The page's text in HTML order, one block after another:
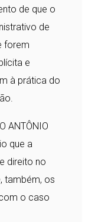
de que o
de
forem
e
à prática do
ANTÔNIO
que a
direito no
também, os
o caso